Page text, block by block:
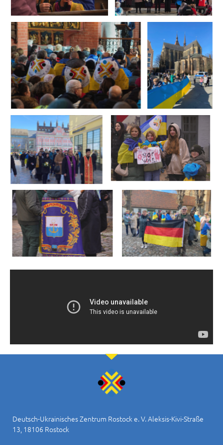
Deutsch-Ukrainisches Zentrum Rostock e. V. Aleksis-Kivi-Straße
13, 18106 Rostock